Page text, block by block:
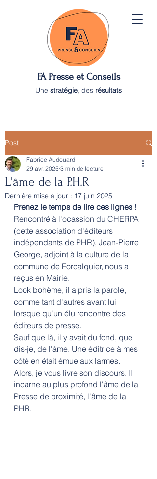
FA Presse et Conseils
Une stratégie, des résultats
Post
L'âme de la P.H.R
Fabrice Audouard
29 avr. 2025 3 min de lecture
Dernière mise à jour : 17 juin 2025
Prenez le temps de lire ces lignes !
Rencontré à l'ocassion du CHERPA
(cette association d'éditeurs
indépendants de PHR), Jean-Pierre
George, adjoint à la culture de la
commune de Forcalquier, nous a
reçus en Mairie.
Look bohème, il a pris la parole,
comme tant d'autres avant lui
lorsque qu'un élu rencontre des
éditeurs de presse.
Sauf que là, il y avait du fond, que
dis-je, de l'âme. Une éditrice à mes
côté en était émue aux larmes.
Alors, je vous livre son discours. Il
incarne au plus profond l'âme de la
Presse de proximité, l'âme de la
PHR.